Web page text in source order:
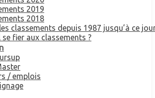
2019
2018
classements depuis 1987 jusqu’à ce
se fier aux classements ?
/ emplois